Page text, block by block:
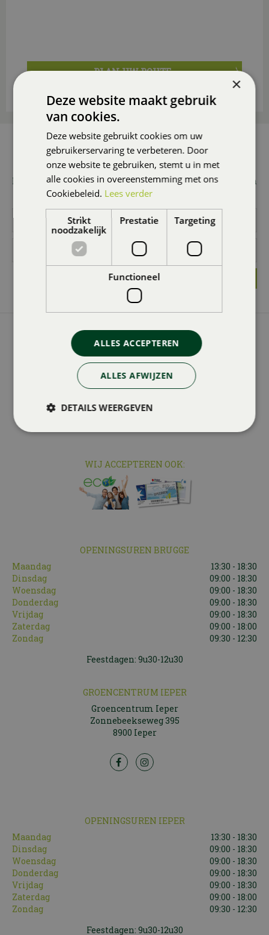
PLAN UW ROUTE
AANMELDEN NIEUWSBRIEF
Wilt u 1x per maand onze nieuwsbrief ontvangen met
leuke acties en promoties? Meld u dan hier aan! Wij slaan
uw gegevens secuur op conform onze
GROENCENTRUM BRUGGE
Zandstraat 374
8200 Sint-Andries Brugge
WIJ ACCEPTEREN OOK:
OPENINGSUREN BRUGGE
Maandag
13:30 - 18:30
Dinsdag
09:00 - 18:30
Woensdag
09:00 - 18:30
Donderdag
09:00 - 18:30
Vrijdag
09:00 - 18:30
Zaterdag
09:00 - 18:00
Zondag
09:30 - 12:30
Feestdagen: 9u30-12u30
GROENCENTRUM IEPER
Groencentrum Ieper
Zonnebeekseweg 395
8900 Ieper
OPENINGSUREN IEPER
Maandag
13:30 - 18:30
Dinsdag
09:00 - 18:30
Woensdag
09:00 - 18:30
Donderdag
09:00 - 18:30
Vrijdag
09:00 - 18:30
Zaterdag
09:00 - 18:00
Zondag
09:30 - 12:30
Feestdagen: 9u30-12u30
×
Deze website maakt gebruik
van cookies.
Deze website gebruikt cookies om uw
gebruikerservaring te verbeteren. Door
onze website te gebruiken, stemt u in met
alle cookies in overeenstemming met ons
Cookiebeleid. Lees verder
Strikt
noodzakelijk
Prestatie Targeting
Functioneel
ALLES ACCEPTEREN
ALLES AFWIJZEN
DETAILS WEERGEVEN